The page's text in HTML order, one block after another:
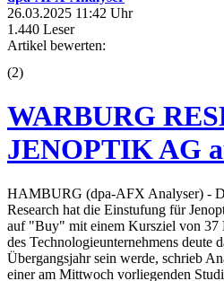
26.03.2025 11:42 Uhr
1.440 Leser
Artikel bewerten:
(2)
WARBURG
JENOPTIK AG
HAMBURG (dpa-AFX Analyser) -
Research hat die Einstufung für
auf "Buy" mit einem Kursziel von 37
des Technologieunternehmens deute
Übergangsjahr sein werde, schrieb
einer am Mittwoch vorliegenden